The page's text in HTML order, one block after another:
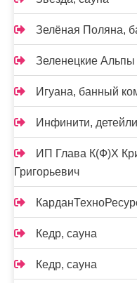
Зелёная Поляна,
Зеленецкие Альпы
Игуана, банный
Инфинити,
ИП Глава К(Ф)Х
Григорьевич
Кедр, сауна
Кедр, сауна